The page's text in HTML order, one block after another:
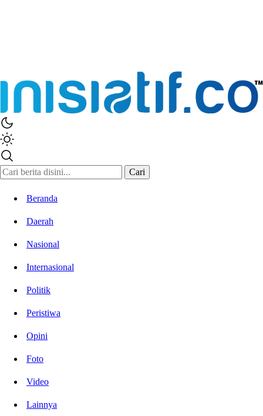
Inisiatif.co
Stay Connected Stay Informed
Cari
Beranda
Daerah
Nasional
Internasional
Politik
Peristiwa
Opini
Foto
Video
Lainnya